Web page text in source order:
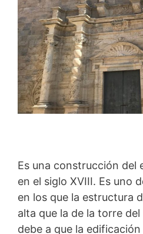
Es una construcción del
en el siglo XVIII. Es uno
en los que la estructura
alta que la de la torre
debe a que la